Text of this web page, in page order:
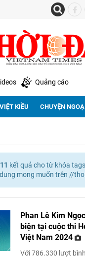
Quảng cáo
VIỆT KIỀU CHUYỆN
11 kết quả chotừ khóa tags
mong muốn trên //
Phan Lê Kim
biện tại cuộc thi
Việt Nam 2024
Với 786.330 lượt